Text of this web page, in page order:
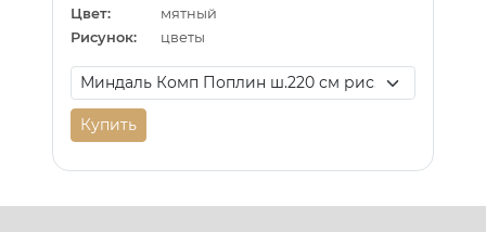
Цвет:
мятный
Рисунок:
цветы
Купить